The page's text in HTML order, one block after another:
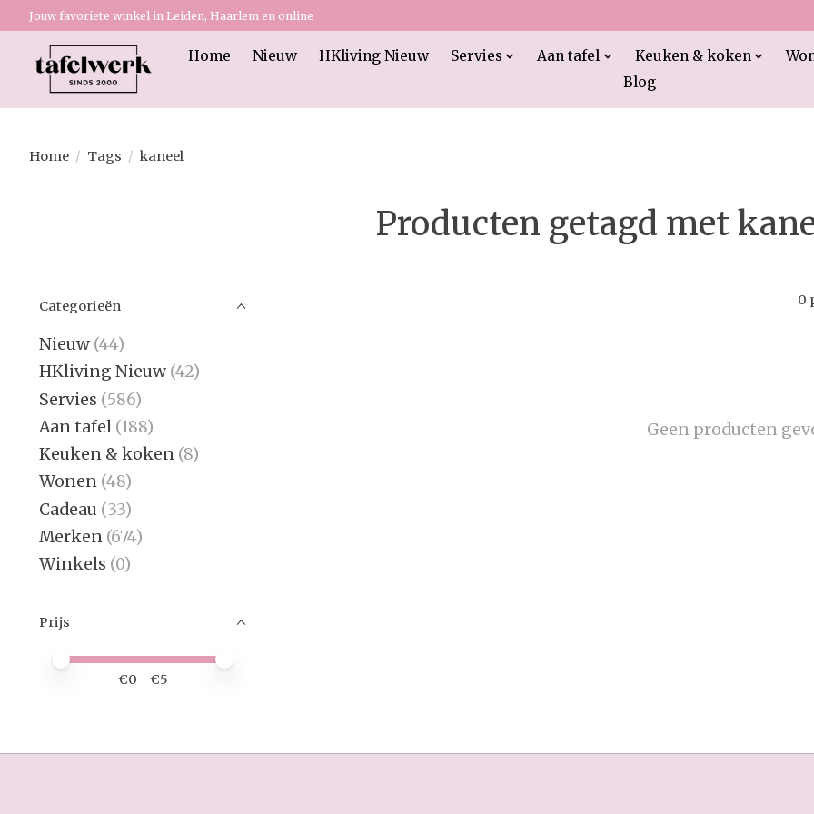
Jouw favoriete winkel in Leiden, Haarlem en online
Home Nieuw HKliving Nieuw Servies Aan tafel Keuken & koken
Blog
Home / Tags / kaneel
Producten getagd met
Categorieën
Nieuw (44)
HKliving Nieuw (42)
Servies (586)
Aan tafel (188)
Keuken & koken (8)
Wonen (48)
Cadeau (33)
Merken (674)
Winkels (0)
Prijs
Minimale prijswaarde
Price maximum value
€0 - €5
0
Geen producten